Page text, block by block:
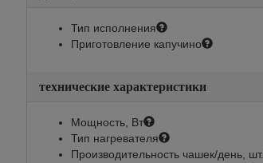
Тип исполнения
Приготовление капучино
технические характеристики
Мощность, Вт
Тип нагревателя
Производительность чашек/день, шт.